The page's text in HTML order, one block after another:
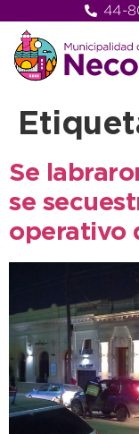
44-
Se
se
operativo